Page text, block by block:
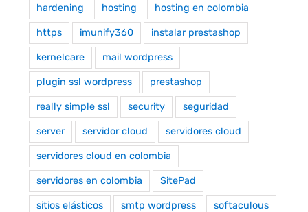
hardening hosting hosting en colombia
https imunify360 instalar prestashop
kernelcare mail wordpress
plugin ssl wordpress prestashop
really simple ssl security seguridad
server servidor cloud servidores cloud
servidores cloud en colombia
servidores en colombia SitePad
sitios elásticos smtp wordpress softaculous